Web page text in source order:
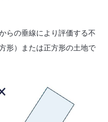
らの垂線により評価する不
形）または正方形の土地で